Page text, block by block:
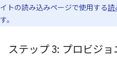
イトの読み込みページで使用する読
す。
ステップ 3: プロビジ